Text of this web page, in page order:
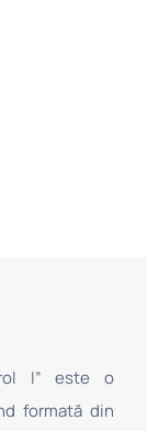
I” este o
formată din